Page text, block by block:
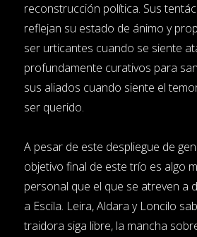
reconstrucción política. Sus
reflejan su estado de ánimo y
ser urticantes cuando se siente
profundamente curativos para
sus aliados cuando siente el
ser querido.
A pesar de este despliegue de
objetivo final de este trío es algo
personal que el que se atreven a
a Escila. Leira, Aldara y Loncilo
traidora siga libre, la mancha